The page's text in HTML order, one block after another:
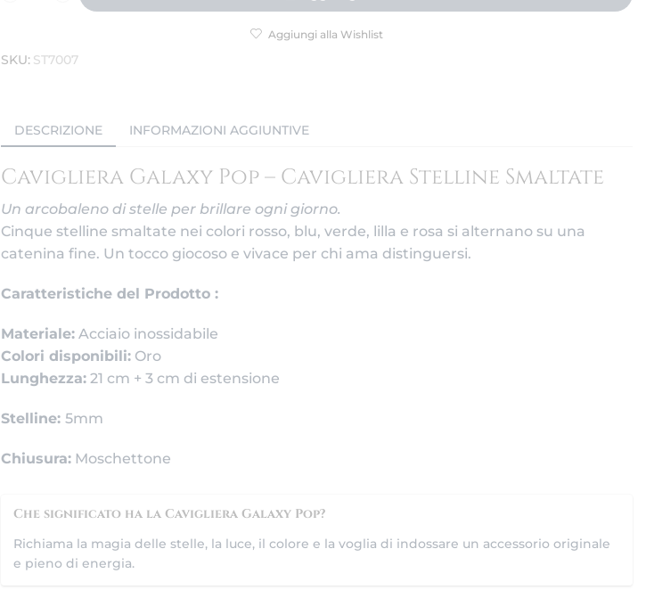
Aggiungi alla Wishlist
SKU: ST7007
DESCRIZIONE INFORMAZIONI AGGIUNTIVE
Cavigliera Galaxy Pop – Cavigliera Stelline Smaltate
Un arcobaleno di stelle per brillare ogni giorno.
Cinque stelline smaltate nei colori rosso, blu, verde, lilla e rosa si alternano su una
catenina fine. Un tocco giocoso e vivace per chi ama distinguersi.
Caratteristiche del Prodotto :
Materiale:Acciaio inossidabile
Colori disponibili:Oro
Lunghezza:21 cm + 3 cm di estensione
Stelline: 5mm
Chiusura:Moschettone
Che significato ha la Cavigliera Galaxy Pop?
Richiama la magia delle stelle, la luce, il colore e la voglia di indossare un accessorio originale
e pieno di energia.